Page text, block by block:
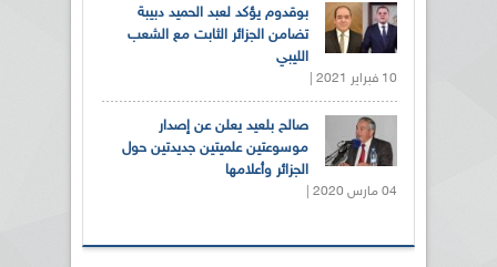
بوقدوم يؤكد لعبد الحميد دبيبة
تضامن الجزائر الثابت مع الشعب
الليبي
10 فبراير 2021 |
صالح بلعيد يعلن عن إصدار
موسوعتين علميتين جديدتين حول
الجزائر وأعلامها
04 مارس 2020 |